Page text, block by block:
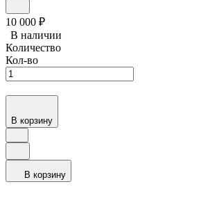
10 000 ₽
В наличии
Количество
Кол-во
В корзину
В корзину